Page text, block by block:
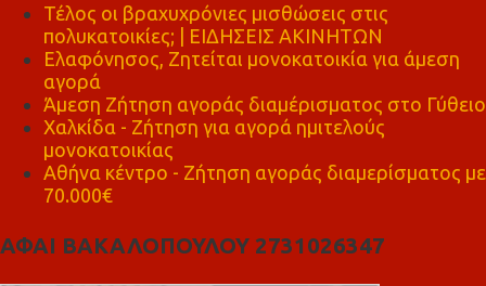
Τέλος οι βραχυχρόνιες μισθώσεις στις
πολυκατοικίες; | ΕΙΔΗΣΕΙΣ ΑΚΙΝΗΤΩΝ
Ελαφόνησος, Ζητείται μονοκατοικία για άμεση
αγορά
Άμεση Ζήτηση αγοράς διαμέρισματος στο Γύθειο
Χαλκίδα - Ζήτηση για αγορά ημιτελούς
μονοκατοικίας
Αθήνα κέντρο - Ζήτηση αγοράς διαμερίσματος με
70.000€
ΑΦΑΙ ΒΑΚΑΛΟΠΟΥΛΟΥ 2731026347